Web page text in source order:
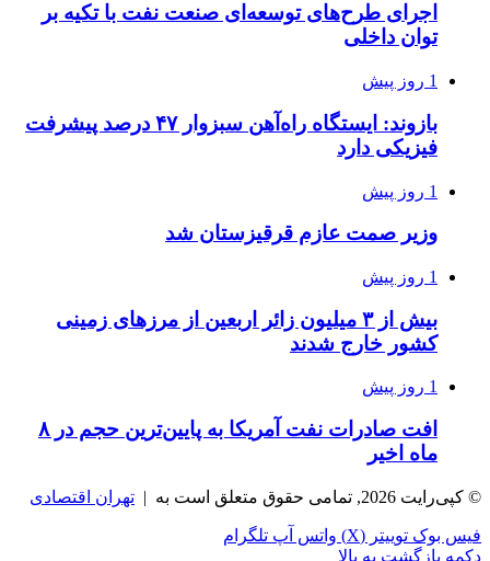
اجرای طرح‌های توسعه‌ای صنعت نفت با تکیه بر
توان داخلی
1 روز پیش
بازوند: ایستگاه راه‌آهن سبزوار ۴۷ درصد پیشرفت
فیزیکی دارد
1 روز پیش
وزیر صمت عازم قرقیزستان شد
1 روز پیش
بیش از ۳ میلیون زائر اربعین از مرزهای زمینی
کشور خارج شدند
1 روز پیش
افت صادرات نفت آمریکا به پایین‌ترین حجم در ۸
ماه اخیر
© کپی‌رایت 2026, تمامی حقوق متعلق است به | تهران اقتصادی
فیس بوک توییتر (X) واتس آپ تلگرام
دکمه بازگشت به بالا